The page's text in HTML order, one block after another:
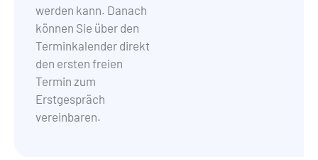
werden kann. Danach
können Sie über den
Terminkalender direkt
den ersten freien
Termin zum
Erstgespräch
vereinbaren.